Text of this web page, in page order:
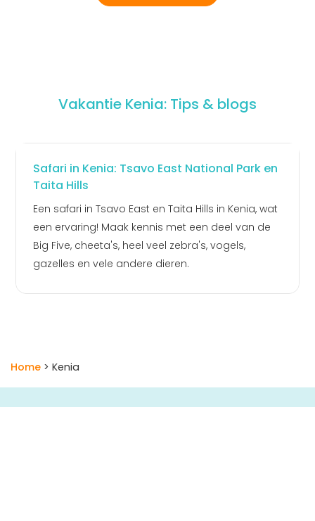
waarvandaan je diverse excursies plant. Hoe dan ook,
Vakantie Kenia: Tips & blogs
Safari in Kenia: Tsavo East National Park en
Taita Hills
Een safari in Tsavo East en Taita Hills in Kenia, wat
een ervaring! Maak kennis met een deel van de
Big Five, cheeta's, heel veel zebra's, vogels,
gazelles en vele andere dieren.
Home > Kenia